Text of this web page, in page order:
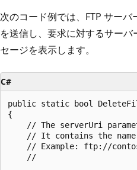
次のコード例では、FTP サー
を送信し、要求に対するサー
セージを表示します。
C#
public static bool
{
// The serverUri
// It contains the
// Example: ftp://
    //